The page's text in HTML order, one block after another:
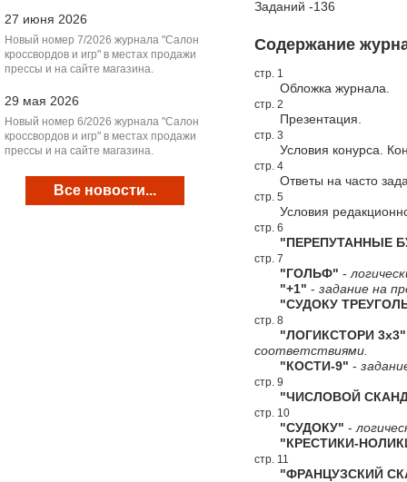
27 июня 2026
Новый номер 7/2026 журнала "Салон
кроссвордов и игр" в местах продажи
прессы и на сайте магазина.
29 мая 2026
Новый номер 6/2026 журнала "Салон
кроссвордов и игр" в местах продажи
прессы и на сайте магазина.
Все новости...
Заданий -136
Содержание
стр. 1
Обложка журнала.
стр. 2
Презентация.
стр. 3
Условия конурса.
стр. 4
Ответы на часто
стр. 5
Условия
стр. 6
"ПЕРЕПУТАННЫЕ
стр. 7
"ГОЛЬФ" -
"+1" - задание на
"СУДОКУ
стр. 8
"ЛОГИКСТОРИ 3х3"
соответствиями.
"КОСТИ-9" -
стр. 9
"ЧИСЛОВОЙ
стр. 10
"СУДОКУ" -
"КРЕСТИКИ-
стр. 11
"ФРАНЦУЗСКИЙ